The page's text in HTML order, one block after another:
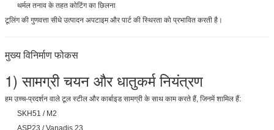
थर्मल तनाव के तहत कोटिंग का छिलना
टूलिंग की गुणवत्ता सीधे उत्पादन अपटाइम और पार्ट की स्थिरता को प्रभावित करती है।
मुख्य विनिर्माण फोकस
1) सामग्री चयन और धातुकर्म नियंत्रण
हम उच्च-प्रदर्शन वाले टूल स्टील और कार्बाइड सामग्री के साथ काम करते हैं, जिनमें शामिल हैं:
SKH51 / M2
ASP23 / Vanadis 23